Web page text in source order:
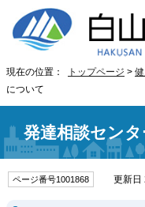
現在の位置： トップページ >
について
発達相談セン
ページ番号1001868 更新日